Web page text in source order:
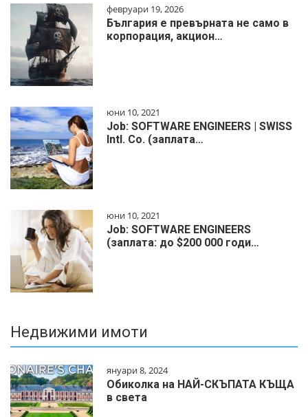
февруари 19, 2026
България е превърната не само в
корпорация, акцион…
юни 10, 2021
Job: SOFTWARE ENGINEERS | SWISS
Intl. Co. (заплата…
юни 10, 2021
Job: SOFTWARE ENGINEERS
(заплата: до $200 000 годи…
Недвижими имоти
януари 8, 2024
Обиколка на НАЙ-СКЪПАТА КЪЩА
в света